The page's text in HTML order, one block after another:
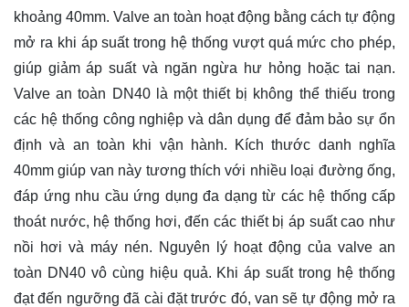
khoảng 40mm. Valve an toàn hoạt động bằng cách tự động
mở ra khi áp suất trong hệ thống vượt quá mức cho phép,
giúp giảm áp suất và ngăn ngừa hư hỏng hoặc tai nạn.
Valve an toàn DN40 là một thiết bị không thể thiếu trong
các hệ thống công nghiệp và dân dụng để đảm bảo sự ổn
định và an toàn khi vận hành. Kích thước danh nghĩa
40mm giúp van này tương thích với nhiều loại đường ống,
đáp ứng nhu cầu ứng dụng đa dạng từ các hệ thống cấp
thoát nước, hệ thống hơi, đến các thiết bị áp suất cao như
nồi hơi và máy nén. Nguyên lý hoạt động của valve an
toàn DN40 vô cùng hiệu quả. Khi áp suất trong hệ thống
đạt đến ngưỡng đã cài đặt trước đó, van sẽ tự động mở ra